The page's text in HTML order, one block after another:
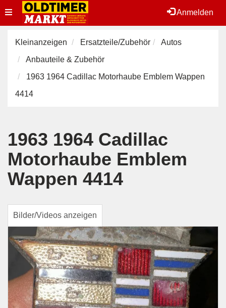
Anmelden
Toggle
navigation
Kleinanzeigen Ersatzteile/Zubehör
Autos
Anbauteile & Zubehör
1963 1964 Cadillac Motorhaube Emblem Wappen
4414
1963 1964 Cadillac
Motorhaube Emblem
Wappen 4414
Bilder/Videos anzeigen